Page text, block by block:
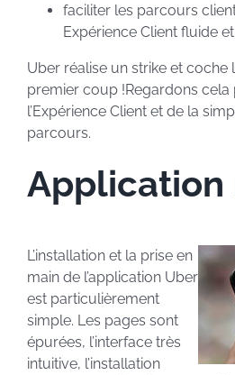
faciliter les parcours
Expérience Client fluide
Uber réalise un strike et coche
premier coup !Regardons cela
l’Expérience Client et de la
parcours.
Application
L’installation et la prise en
main de l’application Uber
est particulièrement
simple. Les pages sont
épurées, l’interface très
intuitive, l’installation